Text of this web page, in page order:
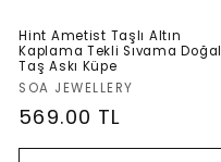
Hint Ametist Taşlı Altın
Kaplama Tekli Sıvama Doğal
Taş Askı Küpe
Satıcı:
SOA JEWELLERY
Normal
fiyat
569.00 TL